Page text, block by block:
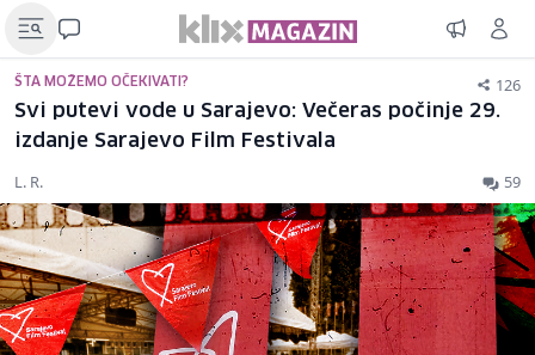
ŠTA MOŽEMO OČEKIVATI? 126
Svi putevi vode u Sarajevo: Večeras počinje 29.
izdanje Sarajevo Film Festivala
L. R. 59